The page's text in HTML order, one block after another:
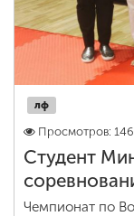
лф
Просмотров:
Студент
Чемпионат по